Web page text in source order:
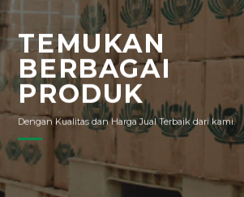
TEMUKAN
BERBAGAI
PRODUK
Dengan Kualitas dan Harga Jual Terbaik dari kami.